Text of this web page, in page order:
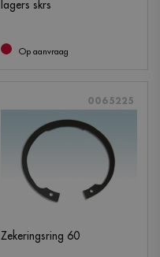
lagers skrs
Op aanvraag
0065225
Zekeringsring 60